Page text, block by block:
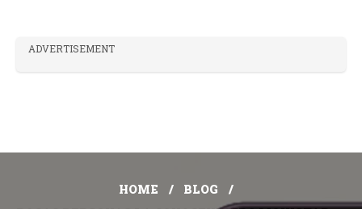
ADVERTISEMENT
HOME
BLOG